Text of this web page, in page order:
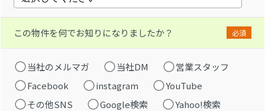
この物件を何でお知りになりましたか？ 必須
当社のメルマガ 当社DM
営業スタッフ
Facebook
instagram
YouTube
その他SNS
Google検索
Yahoo!検索